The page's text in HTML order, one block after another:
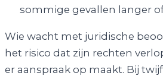
sommige gevallen langer
Wie wacht met juridische
het risico dat zijn rechten
er aanspraak op maakt. Bij